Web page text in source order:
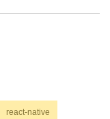
react-native